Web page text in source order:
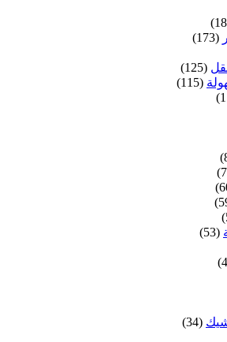
(173)
(125)
(115)
(53)
(34)